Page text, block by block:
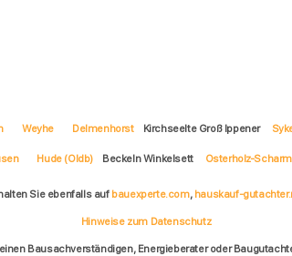
Weyhe Delmenhorst Kirchseelte Groß Ippener
Hude (Oldb) Beckeln Winkelsett Osterholz-
Sie ebenfalls auf bauexperte.com, hauskauf-
Hinweise zum Datenschutz
Bausachverständigen, Energieberater oder